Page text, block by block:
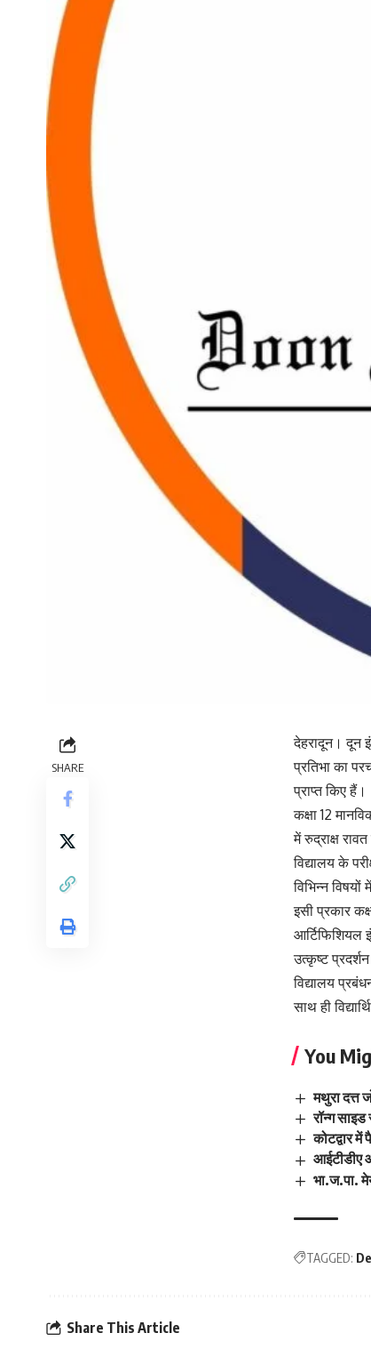
SHARE
देहरादून। दून
प्रतिभा का
प्राप्त किए हैं।
कक्षा 12
में रुद्राक्ष
विद्यालय के
विभिन्न
इसी प्रकार
आर्टिफिशियल
उत्कृष्ट
विद्यालय
साथ ही
You
मथुरा दत्त
रॉन्ग
कोटद्वार में
आईटीडीए
भा.ज.पा.
TAGGED:
Share This Article